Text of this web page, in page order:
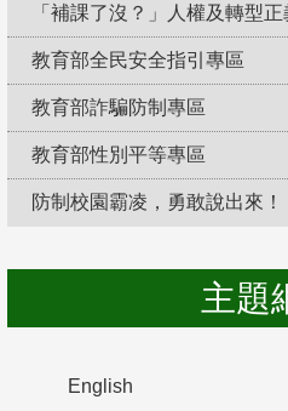
「補課了沒？」人權及轉型
教育部全民安全指引專區
教育部詐騙防制專區
教育部性別平等專區
防制校園霸凌，勇敢說出來！
主題
English